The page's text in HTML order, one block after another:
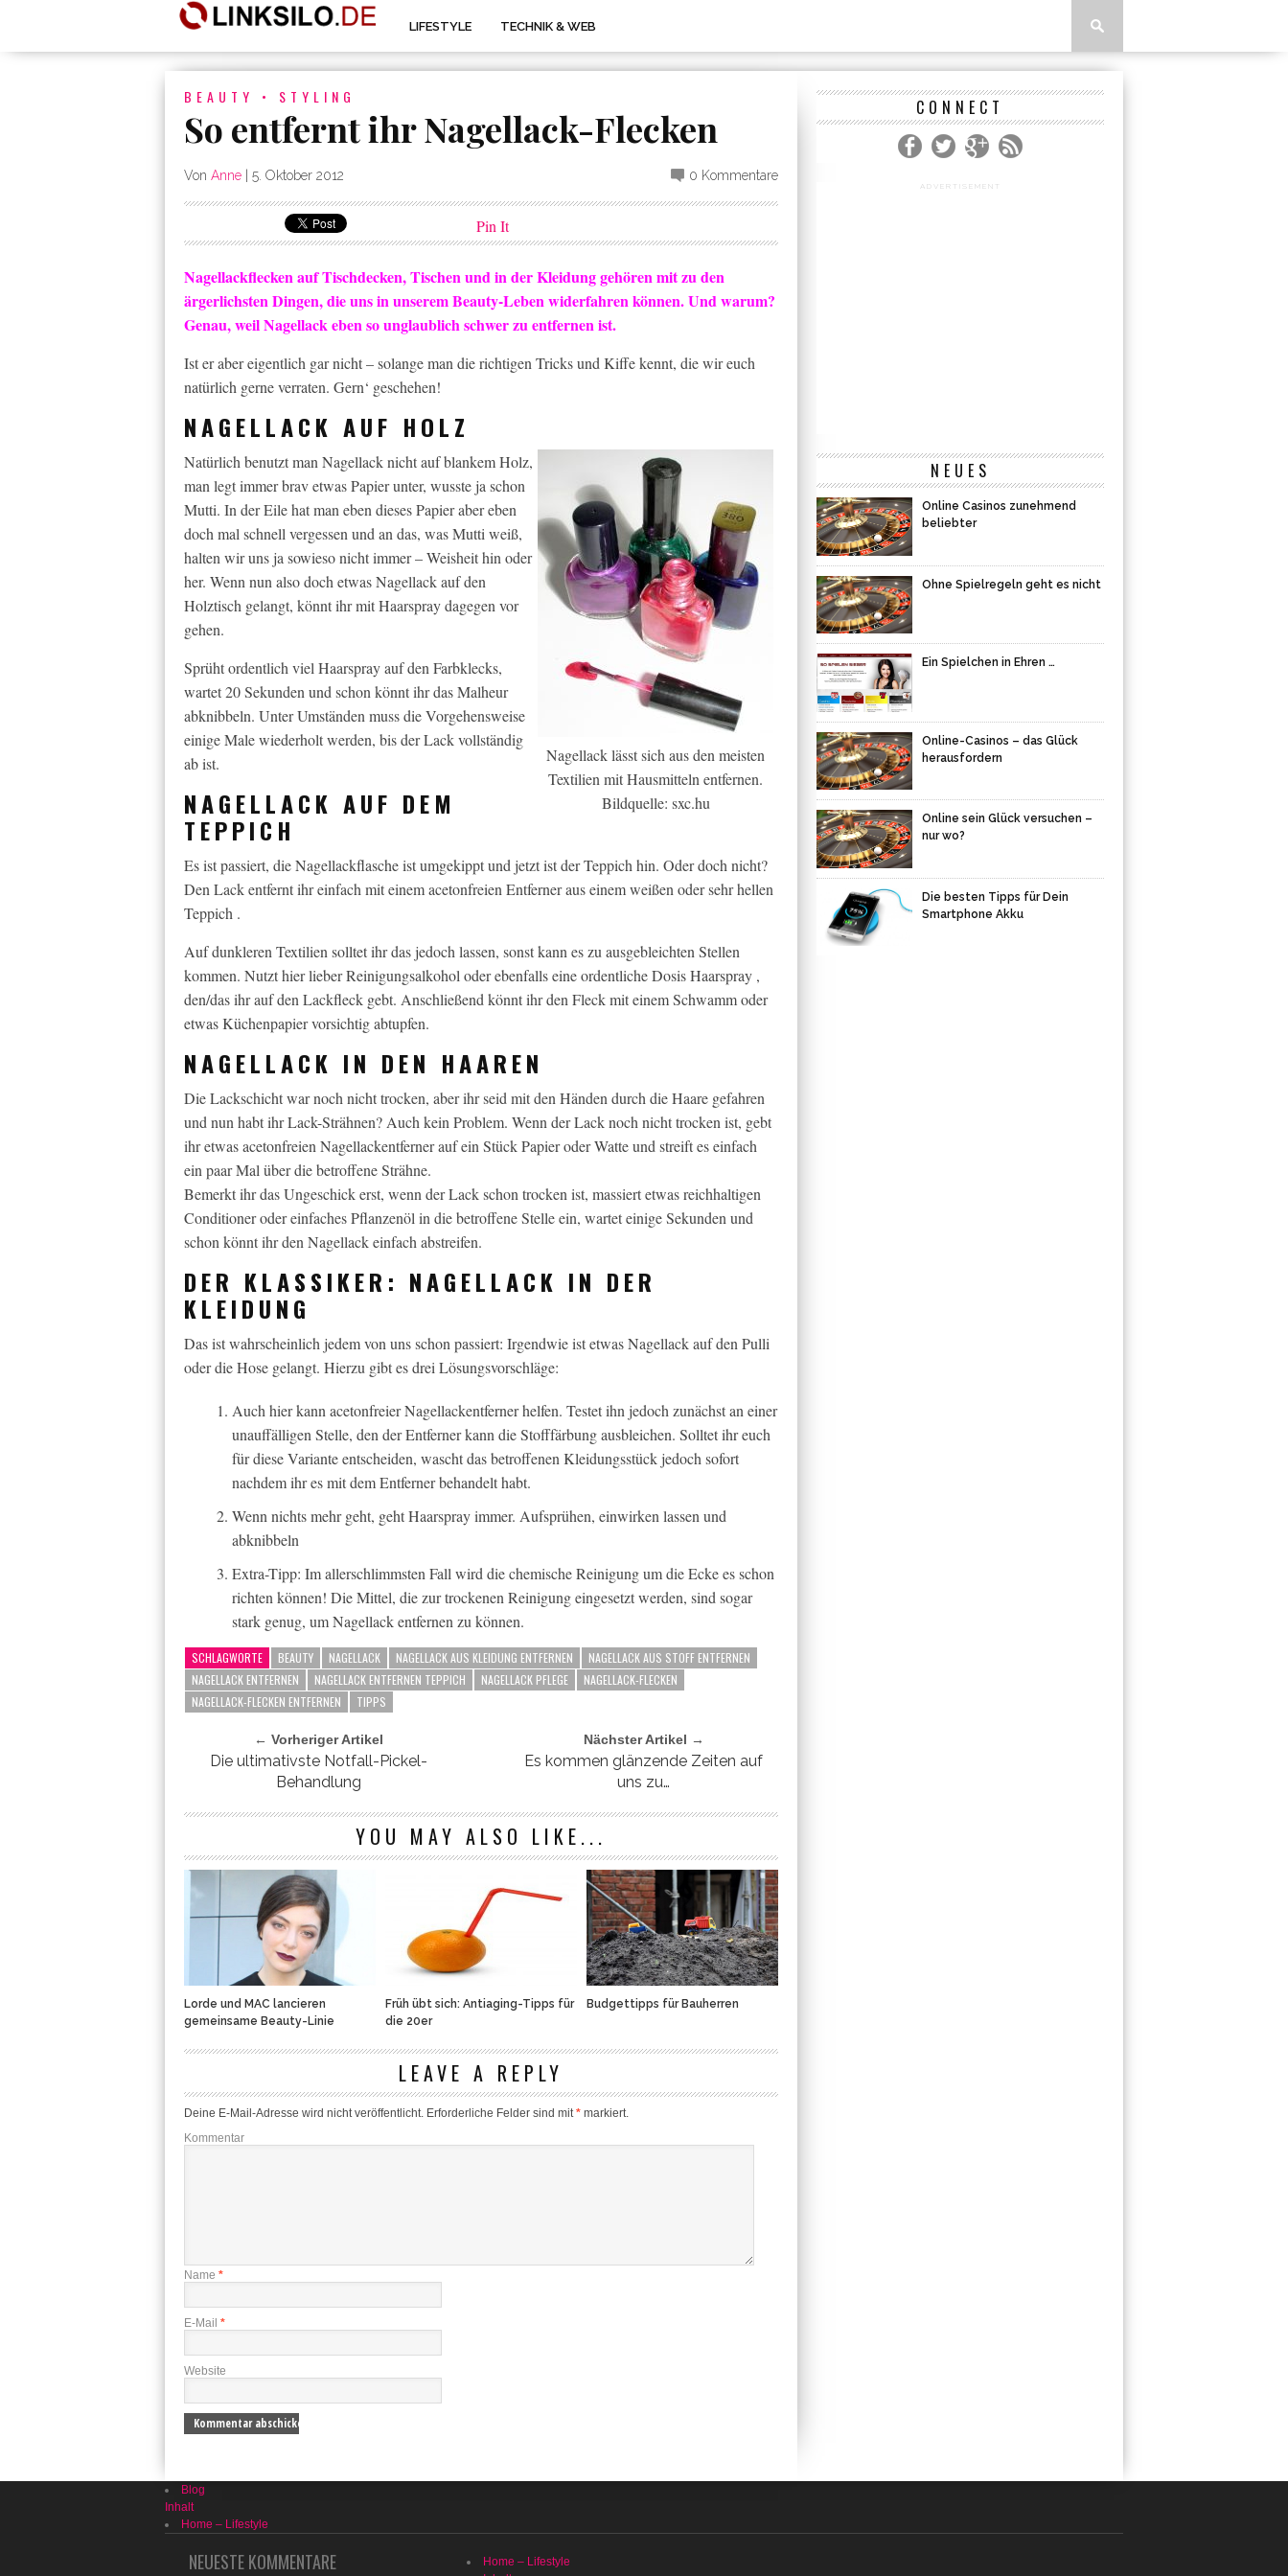
LIFESTYLE TECHNIK & WEB
BEAUTY • STYLING
So entfernt ihr Nagellack-Flecken
Von Anne 5. Oktober 2012 0 Kommentare
Pin It
Nagellackflecken auf Tischdecken, Tischen und in der Kleidung gehören mit zu den
ärgerlichsten Dingen, die uns in unserem Beauty-Leben widerfahren können. Und warum?
Genau, weil Nagellack eben so unglaublich schwer zu entfernen ist.
Ist er aber eigentlich gar nicht – solange man die richtigen Tricks und Kiffe kennt, die wir euch
natürlich gerne verraten. Gern‘ geschehen!
NAGELLACK AUF HOLZ
Nagellack lässt sich aus den meisten
Textilien mit Hausmitteln entfernen.
Bildquelle: sxc.hu
Natürlich benutzt man Nagellack nicht auf blankem Holz,
man legt immer brav etwas Papier unter, wusste ja schon
Mutti. In der Eile hat man eben dieses Papier aber eben
doch mal schnell vergessen und an das, was Mutti weiß,
halten wir uns ja sowieso nicht immer – Weisheit hin oder
her. Wenn nun also doch etwas Nagellack auf den
Holztisch gelangt, könnt ihr mit Haarspray dagegen vor
gehen.
Sprüht ordentlich viel Haarspray auf den Farbklecks,
wartet 20 Sekunden und schon könnt ihr das Malheur
abknibbeln. Unter Umständen muss die Vorgehensweise
einige Male wiederholt werden, bis der Lack vollständig
ab ist.
NAGELLACK AUF DEM
TEPPICH
Es ist passiert, die Nagellackflasche ist umgekippt und jetzt ist der Teppich hin. Oder doch nicht?
Den Lack entfernt ihr einfach mit einem acetonfreien Entferner aus einem weißen oder sehr hellen
Teppich .
Auf dunkleren Textilien solltet ihr das jedoch lassen, sonst kann es zu ausgebleichten Stellen
kommen. Nutzt hier lieber Reinigungsalkohol oder ebenfalls eine ordentliche Dosis Haarspray ,
den/das ihr auf den Lackfleck gebt. Anschließend könnt ihr den Fleck mit einem Schwamm oder
etwas Küchenpapier vorsichtig abtupfen.
NAGELLACK IN DEN HAAREN
Die Lackschicht war noch nicht trocken, aber ihr seid mit den Händen durch die Haare gefahren
und nun habt ihr Lack-Strähnen? Auch kein Problem. Wenn der Lack noch nicht trocken ist, gebt
ihr etwas acetonfreien Nagellackentferner auf ein Stück Papier oder Watte und streift es einfach
ein paar Mal über die betroffene Strähne.
Bemerkt ihr das Ungeschick erst, wenn der Lack schon trocken ist, massiert etwas reichhaltigen
Conditioner oder einfaches Pflanzenöl in die betroffene Stelle ein, wartet einige Sekunden und
schon könnt ihr den Nagellack einfach abstreifen.
DER KLASSIKER: NAGELLACK IN DER
KLEIDUNG
Das ist wahrscheinlich jedem von uns schon passiert: Irgendwie ist etwas Nagellack auf den Pulli
oder die Hose gelangt. Hierzu gibt es drei Lösungsvorschläge:
Auch hier kann acetonfreier Nagellackentferner helfen. Testet ihn jedoch zunächst an einer
unauffälligen Stelle, den der Entferner kann die Stofffärbung ausbleichen. Solltet ihr euch
für diese Variante entscheiden, wascht das betroffenen Kleidungsstück jedoch sofort
nachdem ihr es mit dem Entferner behandelt habt.
Wenn nichts mehr geht, geht Haarspray immer. Aufsprühen, einwirken lassen und
abknibbeln
Extra-Tipp: Im allerschlimmsten Fall wird die chemische Reinigung um die Ecke es schon
richten können! Die Mittel, die zur trockenen Reinigung eingesetzt werden, sind sogar
stark genug, um Nagellack entfernen zu können.
SCHLAGWORTE BEAUTY NAGELLACK NAGELLACK AUS KLEIDUNG ENTFERNEN
NAGELLACK AUS STOFF ENTFERNEN
NAGELLACK ENTFERNEN
NAGELLACK ENTFERNEN TEPPICH NAGELLACK PFLEGE
NAGELLACK-FLECKEN
NAGELLACK-FLECKEN ENTFERNEN
TIPPS
← Vorheriger Artikel
Die ultimativste Notfall-Pickel-
Behandlung
Nächster Artikel →
Es kommen glänzende Zeiten auf
uns zu…
YOU MAY ALSO LIKE...
Lorde und MAC lancieren
gemeinsame Beauty-Linie
Früh übt sich: Antiaging-Tipps für
die 20er
Budgettipps für Bauherren
LEAVE A REPLY
Deine E-Mail-Adresse wird nicht veröffentlicht. Erforderliche Felder sind mit* markiert.
Kommentar
Name *
E-Mail *
Website
CONNECT
ADVERTISEMENT
NEUES
Online Casinos zunehmend
beliebter
Ohne Spielregeln geht es nicht
Ein Spielchen in Ehren …
Online-Casinos – das Glück
herausfordern
Online sein Glück versuchen –
nur wo?
Die besten Tipps für Dein
Smartphone Akku
Blog
Inhalt
Home – Lifestyle
NEUESTE KOMMENTARE
Home – Lifestyle